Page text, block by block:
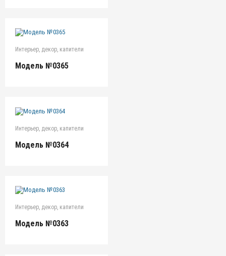
Интерьер, декор, капители
Модель №0365
Интерьер, декор, капители
Модель №0364
Интерьер, декор, капители
Модель №0363